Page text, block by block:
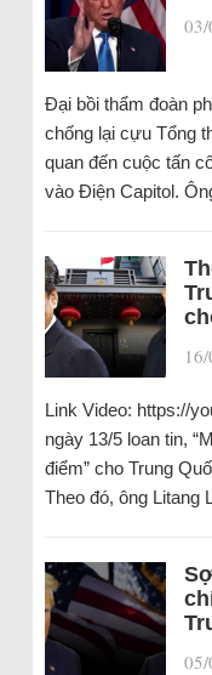
Đại bồi thẩm đoàn
chống lại cựu Tổng
quan đến cuộc tấn
vào Điện Capitol.
Link Video: https://
ngày 13/5 loan tin,
điểm” cho Trung
Theo đó, ông Litang